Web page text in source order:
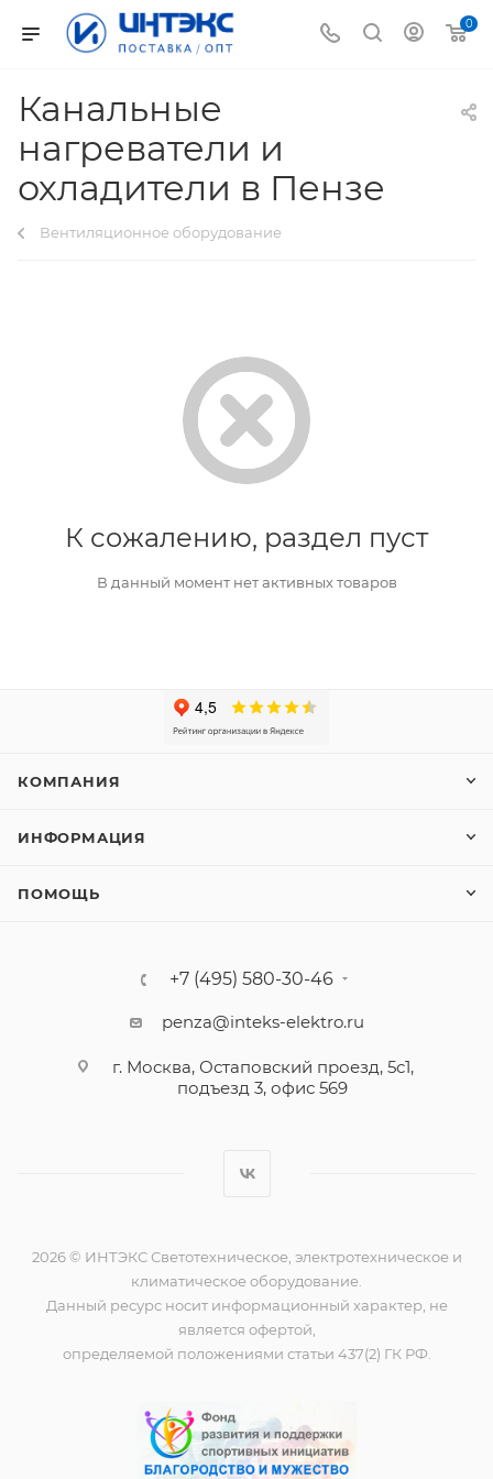
0
Канальные
нагреватели и
охладители в Пензе
Вентиляционное оборудование
К сожалению, раздел пуст
В данный момент нет активных товаров
КОМПАНИЯ
ИНФОРМАЦИЯ
ПОМОЩЬ
+7 (495) 580-30-46
penza@inteks-elektro.ru
г. Москва, Остаповский проезд, 5с1,
подъезд 3, офис 569
2026 © ИНТЭКС Светотехническое, электротехническое и
климатическое оборудование.
Данный ресурс носит информационный характер, не
является офертой,
определяемой положениями статьи 437(2) ГК РФ.